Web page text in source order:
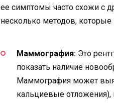
ее симптомы часто схожи с
несколько методов, которые
Маммография: Это
показать наличие
Маммография может
кальциевые отложения),